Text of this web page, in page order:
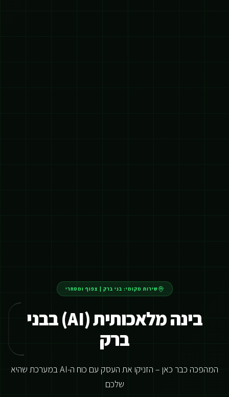
שירות מקומי: בני ברק צפוף ומסחרי
בינה מלאכותית (AI) בבני
ברק
המהפכה כבר כאן – הזניקו את העסק עם כוח ה-AI במערכת שהיא
שלכם